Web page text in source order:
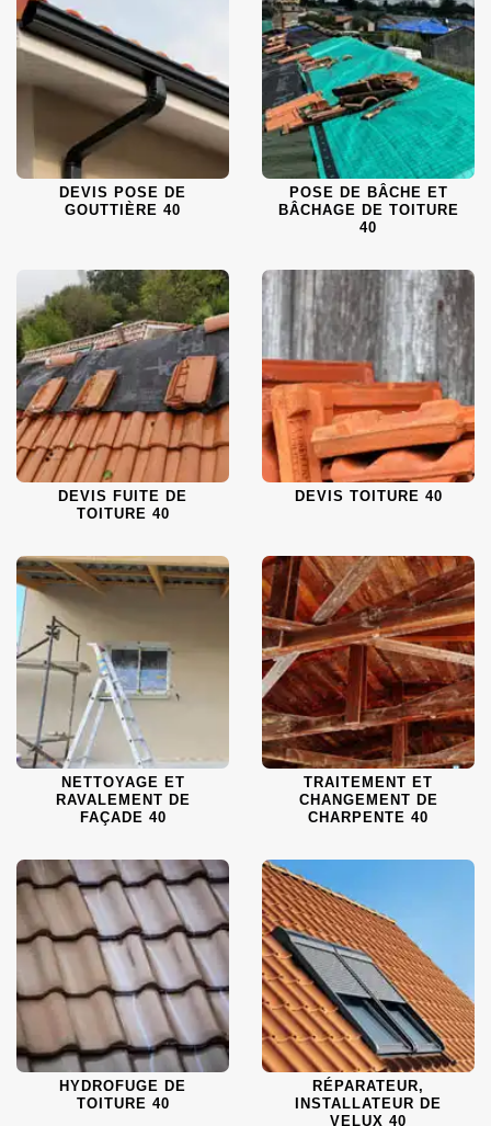
DEVIS POSE DE
GOUTTIÈRE 40
POSE DE BÂCHE ET
BÂCHAGE DE TOITURE
40
DEVIS FUITE DE
TOITURE 40
DEVIS TOITURE 40
NETTOYAGE ET
RAVALEMENT DE
FAÇADE 40
TRAITEMENT ET
CHANGEMENT DE
CHARPENTE 40
HYDROFUGE DE
TOITURE 40
RÉPARATEUR,
INSTALLATEUR DE
VELUX 40